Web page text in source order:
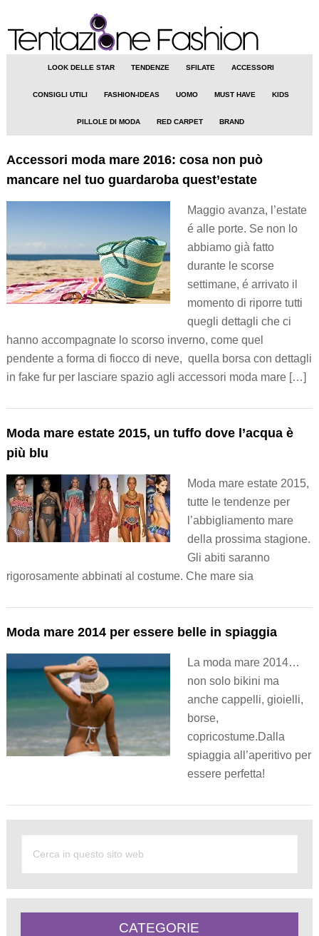
LOOK DELLE STAR TENDENZE SFILATE ACCESSORI
CONSIGLI UTILI FASHION-IDEAS UOMO MUST HAVE KIDS
PILLOLE DI MODA RED CARPET BRAND
Accessori moda mare 2016: cosa non può
mancare nel tuo guardaroba quest’estate
Maggio avanza, l’estate
é alle porte. Se non lo
abbiamo già fatto
durante le scorse
settimane, é arrivato il
momento di riporre tutti
quegli dettagli che ci
hanno accompagnate lo scorso inverno, come quel
pendente a forma di fiocco di neve, quella borsa con dettagli
in fake fur per lasciare spazio agli accessori moda mare […]
Moda mare estate 2015, un tuffo dove l’acqua è
più blu
Moda mare estate 2015,
tutte le tendenze per
l’abbigliamento mare
della prossima stagione.
Gli abiti saranno
rigorosamente abbinati al costume. Che mare sia
Moda mare 2014 per essere belle in spiaggia
La moda mare 2014…
non solo bikini ma
anche cappelli, gioielli,
borse,
copricostume.Dalla
spiaggia all’aperitivo per
essere perfetta!
CATEGORIE